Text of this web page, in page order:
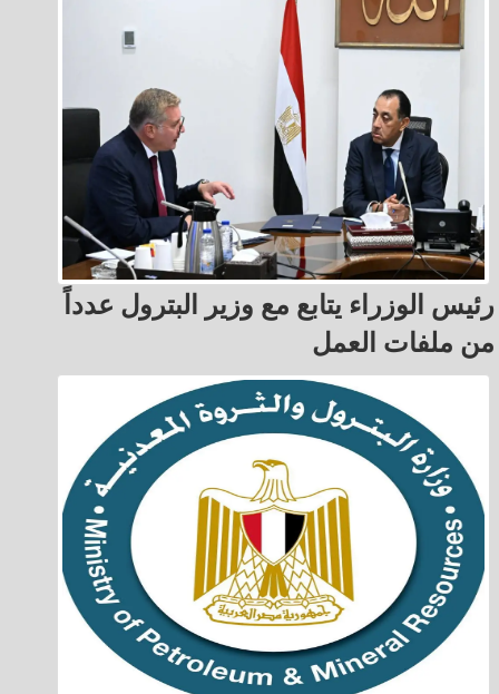
رئيس الوزراء يتابع مع وزير البترول عدداً
من ملفات العمل